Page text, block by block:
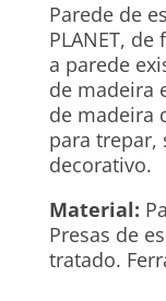
Parede de
PLANET,
a parede
de madeira
de madeira
para trepar,
decorativo.
Material:
Presas de
tratado.